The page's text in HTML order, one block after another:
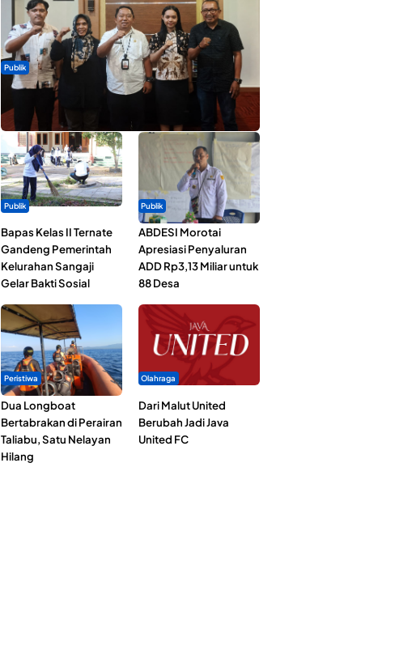
Publik
Dua Talenta Muda Ternate Wakili Maluku Utara di
Gita Bahana Nusantara 2026
Publik
Bapas Kelas II Ternate
Gandeng Pemerintah
Kelurahan Sangaji
Gelar Bakti Sosial
Publik
ABDESI Morotai
Apresiasi Penyaluran
ADD Rp3,13 Miliar untuk
88 Desa
Peristiwa
Dua Longboat
Bertabrakan di Perairan
Taliabu, Satu Nelayan
Hilang
Olahraga
Dari Malut United
Berubah Jadi Java
United FC